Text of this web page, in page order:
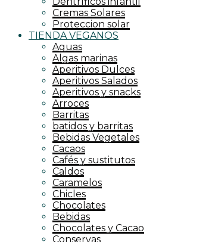
Cremas Solares
Proteccion solar
TIENDA VEGANOS
Aguas
Algas marinas
Aperitivos Dulces
Aperitivos Salados
Aperitivos y snacks
Arroces
Barritas
batidos y barritas
Bebidas Vegetales
Cacaos
Cafés y sustitutos
Caldos
Caramelos
Chicles
Chocolates
Bebidas
Chocolates y Cacao
Conservas